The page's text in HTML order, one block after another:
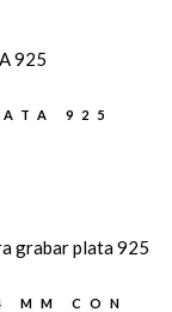
925
MM CON